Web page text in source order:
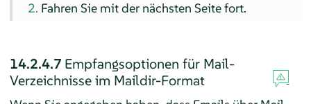
Fahren Sie mit der nächsten Seite fort.
14.2.4.7 Empfangsoptionen für Mail-
Verzeichnisse im Maildir-Format